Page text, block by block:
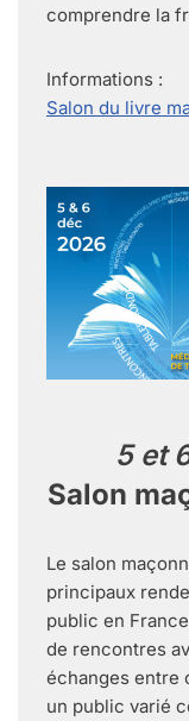
comprendre la
Informations :
Salon du livre
5 et
Salon
Le salon
principaux
public en
de rencontres
échanges entre
un public varié